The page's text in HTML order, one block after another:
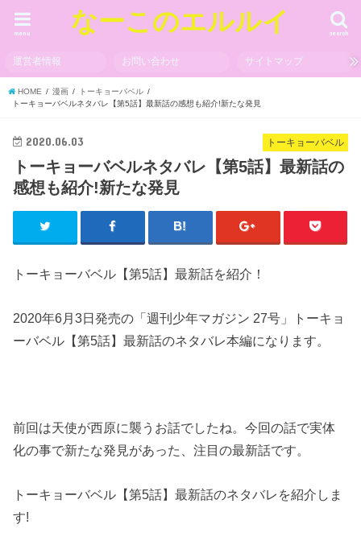
なーこのエルルイ search
menu
運営者情報 お問い合わせ サイトマップ
HOME 漫画
トーキョーバベル
トーキョーバベルネタバレ【第5話】最新話の感想も紹介!新たな発見
トーキョーバベル
2020.06.03
トーキョーバベルネタバレ【第5話】最新話の
感想も紹介!新たな発見
トーキョーバベル【第5話】最新話を紹介！
2020年6月3日発売の「週刊少年マガジン 27号」トーキョ
ーバベル【第5話】最新話のネタバレ本編になります。
前回は天使が西原に襲うお話でしたね。今回の話で実体
化の事で新たな発見があった、注目の最新話です。
トーキョーバベル【第5話】最新話のネタバレを紹介しま
す!